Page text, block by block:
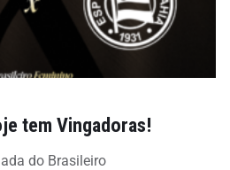
tem Vingadoras!
do Brasileiro